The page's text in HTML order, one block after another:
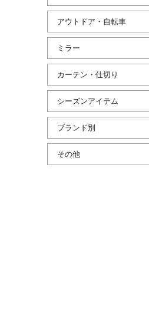
アウトドア・自転車
ミラー
カーテン・仕切り
シーズンアイテム
ブランド別
その他